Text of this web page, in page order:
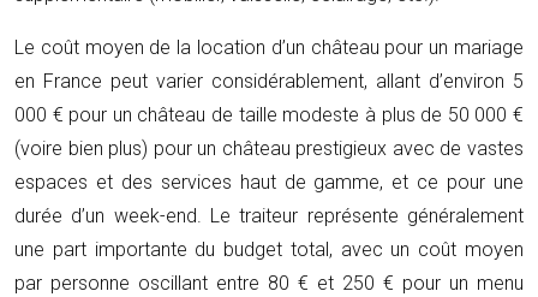
Le coût moyen de la location d’un château pour un mariage
en France peut varier considérablement, allant d’environ 5
000 € pour un château de taille modeste à plus de 50 000 €
(voire bien plus) pour un château prestigieux avec de vastes
espaces et des services haut de gamme, et ce pour une
durée d’un week-end. Le traiteur représente généralement
une part importante du budget total, avec un coût moyen
par personne oscillant entre 80 € et 250 € pour un menu